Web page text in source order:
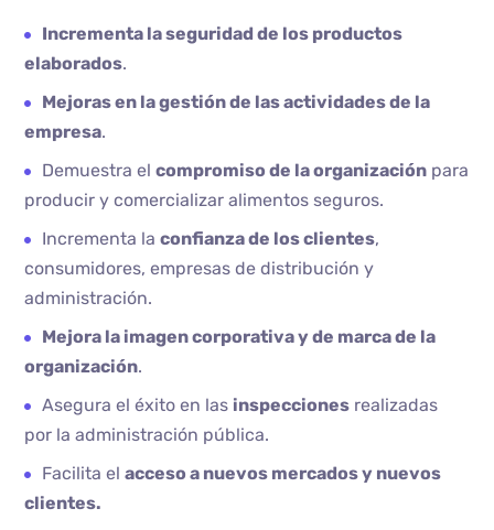
Incrementa la seguridad de los productos
elaborados.
Mejoras en la gestión de las actividades de la
empresa.
Demuestra elcompromiso de la organización para
producir y comercializar alimentos seguros.
Incrementa laconfianza de los clientes,
consumidores, empresas de distribución y
administración.
Mejora la imagen corporativa y de marca de la
organización.
Asegura el éxito en las inspecciones realizadas
por la administración pública.
Facilita elacceso a nuevos mercados y nuevos
clientes.